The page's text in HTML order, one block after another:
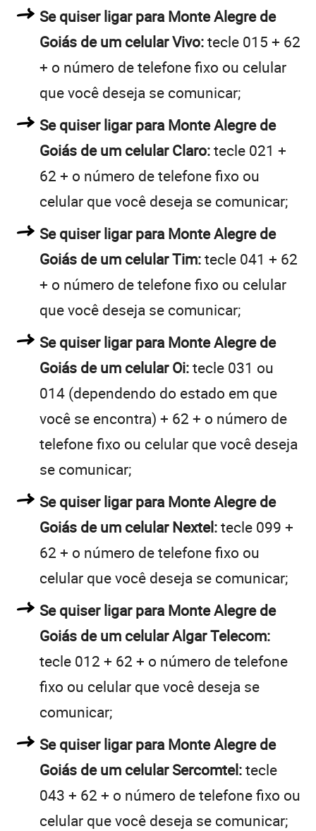
Se quiser ligar para Monte Alegre de
Goiás de um celular Vivo:tecle 015 + 62
+ o número de telefone fixo ou celular
que você deseja se comunicar;
Se quiser ligar para Monte Alegre de
Goiás de um celular Claro:tecle 021 +
62 + o número de telefone fixo ou
celular que você deseja se comunicar;
Se quiser ligar para Monte Alegre de
Goiás de um celular Tim:tecle 041 + 62
+ o número de telefone fixo ou celular
que você deseja se comunicar;
Se quiser ligar para Monte Alegre de
Goiás de um celular Oi:tecle 031 ou
014 (dependendo do estado em que
você se encontra) + 62 + o número de
telefone fixo ou celular que você deseja
se comunicar;
Se quiser ligar para Monte Alegre de
Goiás de um celular Nextel:tecle 099 +
62 + o número de telefone fixo ou
celular que você deseja se comunicar;
Se quiser ligar para Monte Alegre de
Goiás de um celular Algar Telecom:
tecle 012 + 62 + o número de telefone
fixo ou celular que você deseja se
comunicar;
Se quiser ligar para Monte Alegre de
Goiás de um celular Sercomtel:tecle
043 + 62 + o número de telefone fixo ou
celular que você deseja se comunicar;